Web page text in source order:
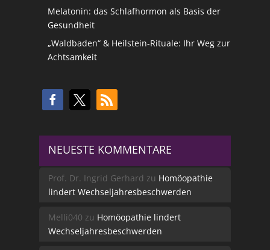
Melatonin: das Schlafhormon als Basis der
Gesundheit
„Waldbaden“ & Heilstein-Rituale: Ihr Weg zur
Achtsamkeit
NEUESTE KOMMENTARE
Prof. Dr. Ingrid Gerhard zu Homöopathie
lindert Wechseljahresbeschwerden
Melli040 zu Homöopathie lindert
Wechseljahresbeschwerden